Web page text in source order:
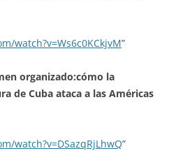
watch?v=Ws6c0KCkjvM”
organizado:cómo la
de Cuba ataca a las Américas
watch?v=DSazqRjLhwQ”